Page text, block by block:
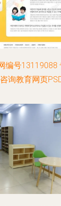
编号13119088
询教育网页